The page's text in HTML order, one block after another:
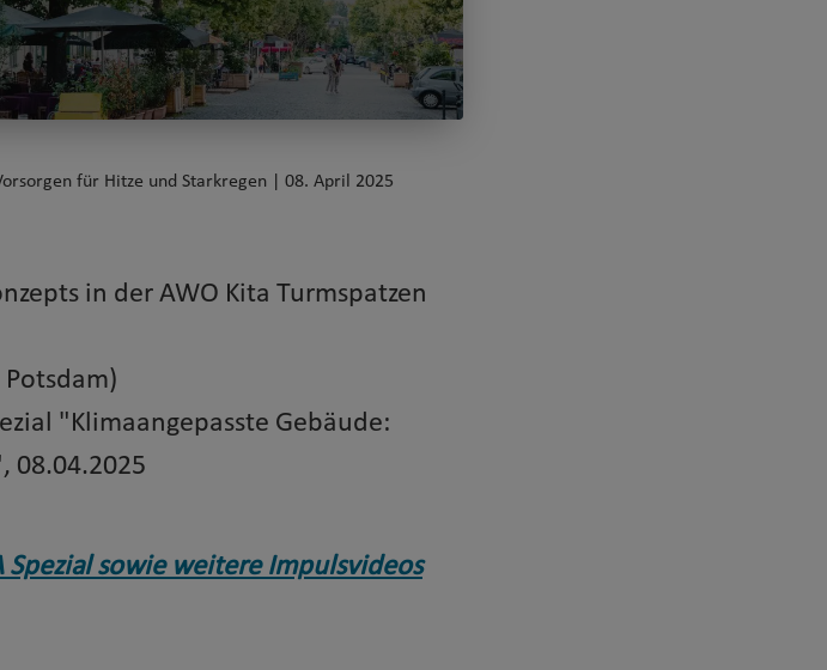
für Hitze und Starkregen | 08. April 2025
in der AWO Kita Turmspatzen
"Klimaangepasste Gebäude:
08.04.2025
Spezial sowie weitere Impulsvideos